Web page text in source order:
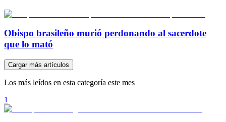
Obispo brasileño murió perdonando al sacerdote
que lo mató
Cargar más artículos
Los más leídos en esta categoría este mes
1